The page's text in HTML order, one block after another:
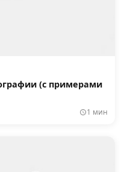
(с примерами
1 мин